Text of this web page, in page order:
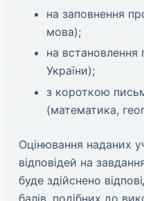
на заповнення
мова);
на встановлення
України);
з короткою
(математика,
Оцінювання наданих
відповідей на
буде здійснено